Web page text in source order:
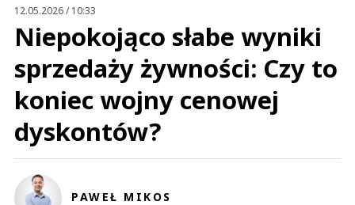
12.05.2026 / 10:33
Niepokojąco słabe wyniki
sprzedaży żywności: Czy to
koniec wojny cenowej
dyskontów?
PAWEŁ MIKOS